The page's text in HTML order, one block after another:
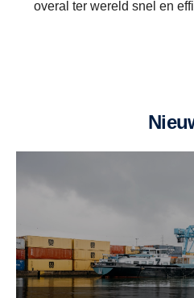
overal ter wereld snel en